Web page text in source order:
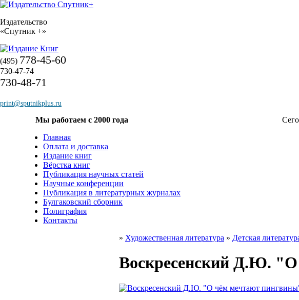
Издательство
«Спутник +»
(495) 778-45-60
730-47-74
730-48-71
print@sputnikplus.ru
Мы работаем с 2000 года
Главная
Оплата и доставка
Издание книг
Вёрстка книг
Публикация научных статей
Научные конференции
Публикация в литературных журналах
Булгаковский сборник
Полиграфия
Контакты
» Художественная литература » Детская
Воскресенский Д.Ю.